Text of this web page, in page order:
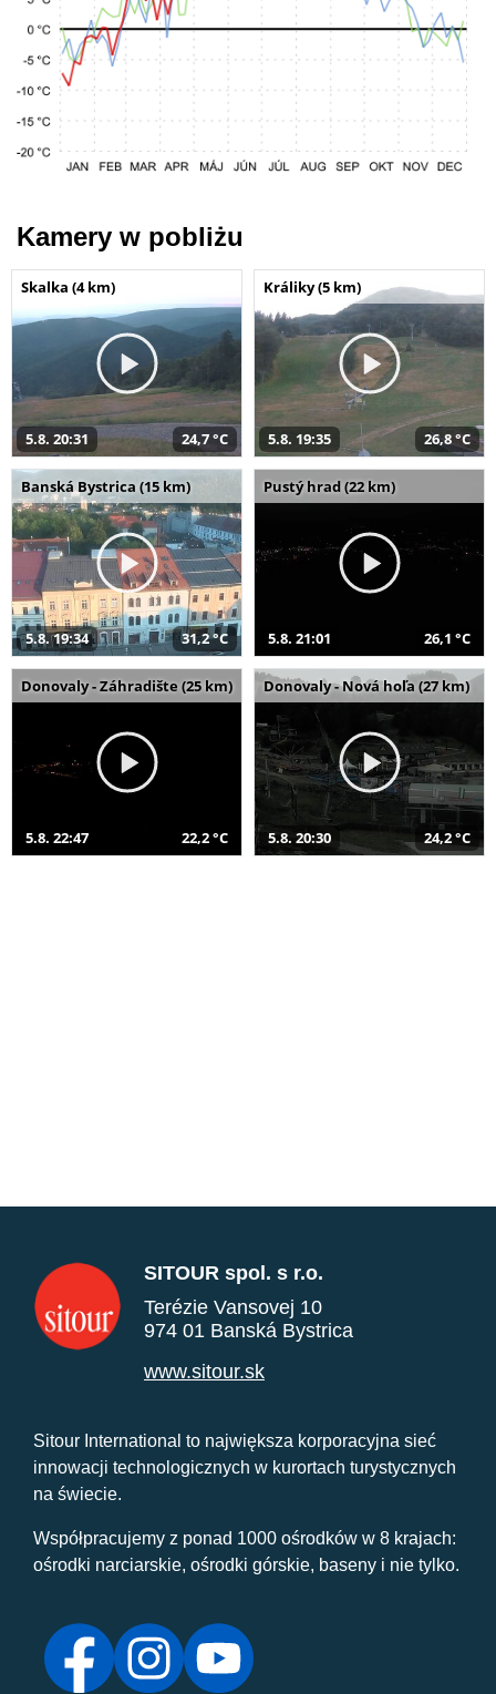
Kamery w pobliżu
Skalka (4 km)
5.8. 20:31 24,7 °C
Králiky (5 km)
5.8. 19:35 26,8 °C
Banská Bystrica (15 km)
5.8. 19:34 31,2 °C
Pustý hrad (22 km)
5.8. 21:01 26,1 °C
Donovaly - Záhradište (25 km)
5.8. 22:47 22,2 °C
Donovaly - Nová hoľa (27 km)
5.8. 20:30 24,2 °C
SITOUR spol. s r.o.
Terézie Vansovej 10
974 01 Banská Bystrica
www.sitour.sk
Sitour International to największa korporacyjna sieć
innowacji technologicznych w kurortach turystycznych
na świecie.
Współpracujemy z ponad 1000 ośrodków w 8 krajach:
ośrodki narciarskie, ośrodki górskie, baseny i nie tylko.